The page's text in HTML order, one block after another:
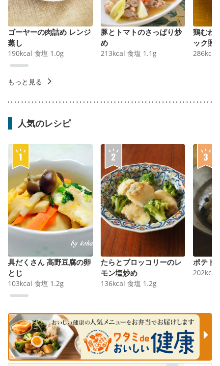
ゴーヤーの肉詰め レンジ
蒸し
190kcal 食塩 1.0g
豚とトマトのさっぱり炒
め
213kcal 食塩 1.1 g
鶏むね
ック照
286kcal
もっと見る
人気のレシピ
具だくさん 高野豆腐の卵
とじ
103kcal 食塩 1.2g
たらとブロッコリーのレ
モン塩炒め
136kcal 食塩 1.2g
ポテト
202kcal